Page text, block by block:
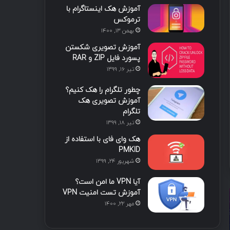
ی
ن
ب
ا
گ
ر
م
م
آموزش هک اینستاگرام با
ترموکس
بهمن ۱۳, ۱۴۰۰
آموزش تصویری شکستن
پسورد فایل ZIP و RAR
تیر ۱۶, ۱۳۹۹
چطور تلگرام را هک کنیم؟
آموزش تصویری هک
تلگرام
تیر ۱۸, ۱۳۹۹
هک وای فای با استفاده از
PMKID
شهریور ۲۴, ۱۳۹۹
آیا VPN ما امن است؟
آموزش تست امنیت VPN
مهر ۲۲, ۱۴۰۰